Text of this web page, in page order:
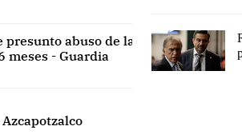
presunto abuso de la
meses - Guardia